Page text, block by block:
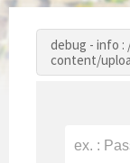
debug - info
content/